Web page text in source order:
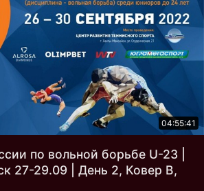
04:55:41
по вольной борьбе U-23 |
27-29.09 | День 2, Ковер B,